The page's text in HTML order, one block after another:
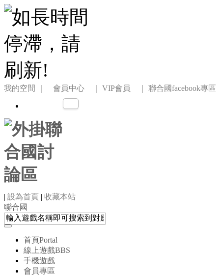
我的空間 ｜ 會員中心 ｜ VIP會員 ｜ 聯合國facebook專區
| 設為首頁 | 收藏本站
聯合國
首頁Portal
線上遊戲BBS
手機遊戲
會員專區